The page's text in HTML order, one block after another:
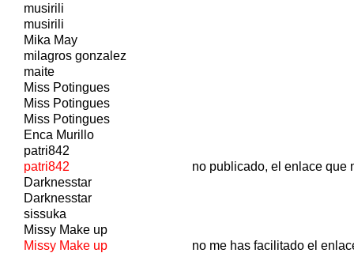
musirili
musirili
Mika May
milagros gonzalez
maite
Miss Potingues
Miss Potingues
Miss Potingues
Enca Murillo
patri842
patri842
no publicado, el enlace que
Darknesstar
Darknesstar
sissuka
Missy Make up
Missy Make up
no me has facilitado el